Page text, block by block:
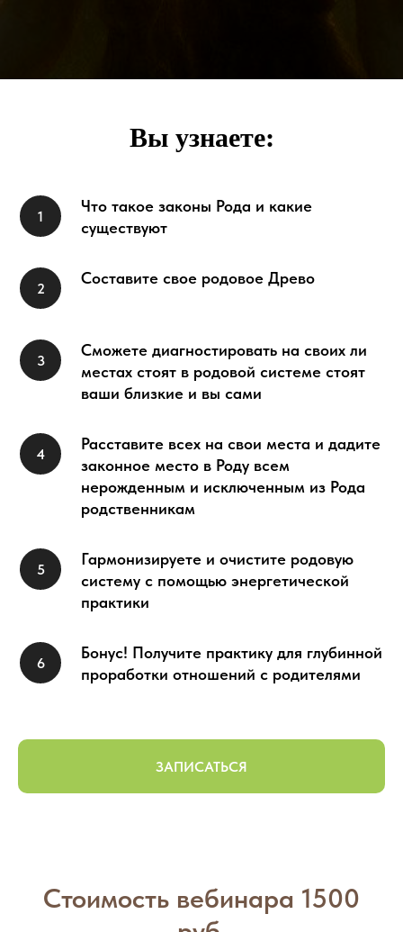
Вы узнаете:
Что такое законы Рода и какие
существуют
Составите свое родовое Древо
Сможете диагностировать на своих ли
местах стоят в родовой системе стоят
ваши близкие и вы сами
Расставите всех на свои места и дадите
законное место в Роду всем
нерожденным и исключенным из Рода
родственникам
Гармонизируете и очистите родовую
систему с помощью энергетической
практики
Бонус! Получите практику для глубинной
проработки отношений с родителями
ЗАПИСАТЬСЯ
Стоимость вебинара 1500